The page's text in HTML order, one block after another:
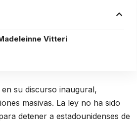
Vitteri
su discurso inaugural,
masivas. La ley no ha sido
detener a estadounidenses de